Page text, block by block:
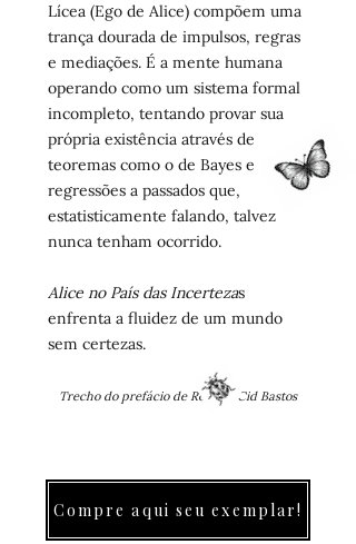
Lícea (Ego de Alice) compõem uma
trança dourada de impulsos, regras
e mediações. É a mente humana
operando como um sistema formal
incompleto, tentando provar sua
própria existência através de
teoremas como o de Bayes e
regressões a passados que,
estatisticamente falando, talvez
nunca tenham ocorrido.
Alice no País das Incertezas
enfrenta a fluidez de um mundo
sem certezas.
Trecho do prefácio de Rogério Cid Bastos
Compre aqui seu exemplar!